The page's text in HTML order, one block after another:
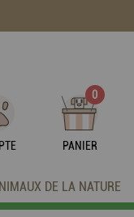
0
PANIER
DE LA NATURE